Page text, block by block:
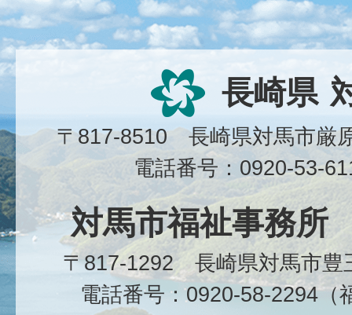
長崎県
〒817-8510 長崎県対馬市
電話番号：0920-53-
対馬市福祉事務所
〒817-1292 長崎県対馬市
電話番号：0920-58-2294（